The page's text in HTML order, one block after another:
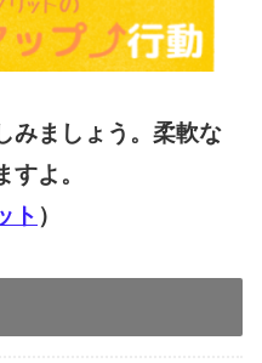
みましょう。柔軟な
よ。
ト ）